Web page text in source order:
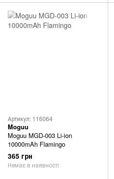
Артикул: 116064
Moguu
Moguu MGD-003 Li-ion
10000mAh Flamingo
365 грн
Немає в наявності